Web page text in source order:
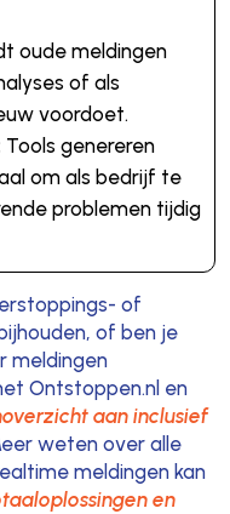
oude meldingen
of als
voordoet.
Tools genereren
om als bedrijf te
problemen tijdig
of
of ben je
meldingen
Ontstoppen.nl en
aan inclusief
weten over alle
meldingen kan
en